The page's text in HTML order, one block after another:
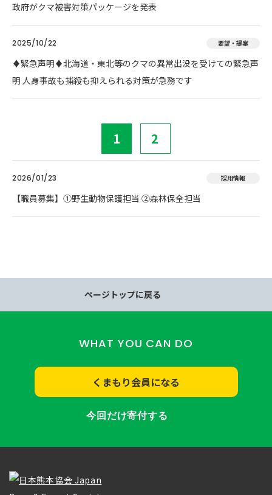
政府がクマ被害対策パッケージを発表
2025/10/22 要望・提案
♦️緊急声明♦️北海道・東北等のクマの異常出没を受けての緊急声
明 人身事故も捕殺も抑えられる対策が急務です
1 2
2026/01/23 採用情報
【職員募集】①野生動物保護担当 ②森林保全担当
ページトップに戻る
WHAT YOU CAN DO
くまもり会員になる
今回だけ寄付する